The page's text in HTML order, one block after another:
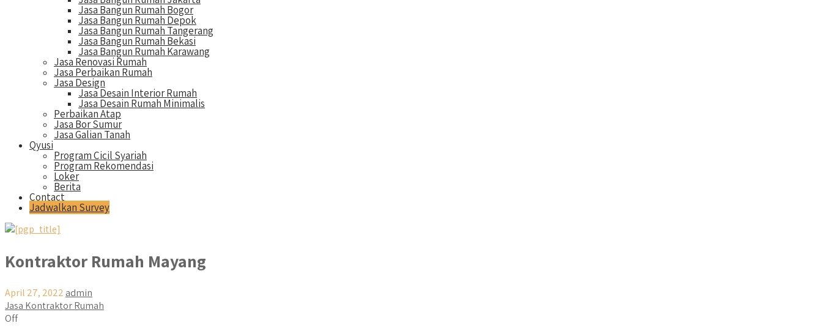
Jasa Bangun Rumah Bogor
Jasa Bangun Rumah Depok
Jasa Bangun Rumah Tangerang
Jasa Bangun Rumah Bekasi
Jasa Bangun Rumah Karawang
Jasa Renovasi Rumah
Jasa Perbaikan Rumah
Jasa Design
Jasa Desain Interior Rumah
Jasa Desain Rumah Minimalis
Perbaikan Atap
Jasa Bor Sumur
Jasa Galian Tanah
Qyusi
Program Cicil Syariah
Program Rekomendasi
Loker
Berita
Contact
Jadwalkan Survey
Kontraktor Rumah Mayang
April 27, 2022 admin
Jasa Kontraktor Rumah
Off